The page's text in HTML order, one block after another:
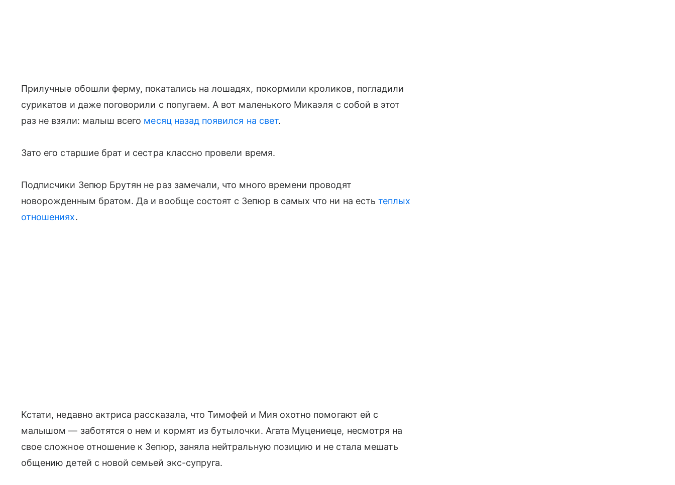
Прилучные обошли ферму, покатались на лошадях, покормили кроликов, погладили
сурикатов и даже поговорили с попугаем. А вот маленького Микаэля с собой в этот
раз не взяли: малыш всего месяц назад появился на свет.
Зато его старшие брат и сестра классно провели время.
Подписчики Зепюр Брутян не раз замечали, что много времени проводят
новорожденным братом. Да и вообще состоят с Зепюр в самых что ни на есть теплых
отношениях.
Кстати, недавно актриса рассказала, что Тимофей и Мия охотно помогают ей с
малышом — заботятся о нем и кормят из бутылочки. Агата Муцениеце, несмотря на
свое сложное отношение к Зепюр, заняла нейтральную позицию и не стала мешать
общению детей с новой семьей экс-супруга.